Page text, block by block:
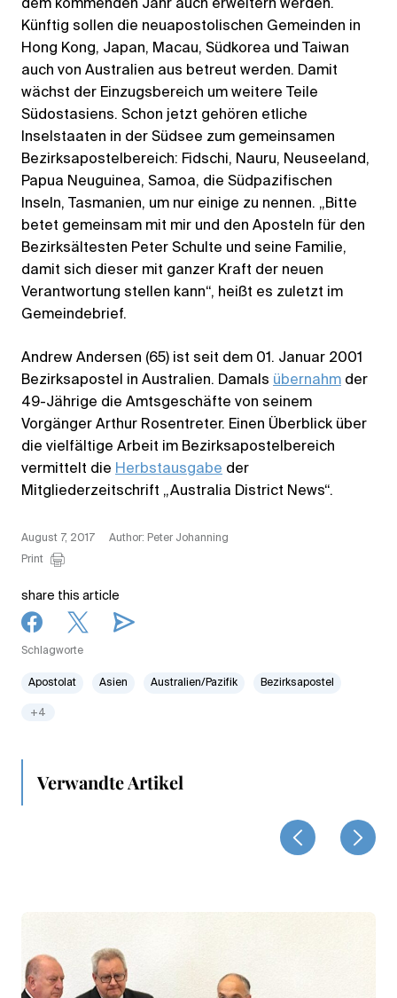
dem kommenden Jahr auch erweitern werden.
Künftig sollen die neuapostolischen Gemeinden in
Hong Kong, Japan, Macau, Südkorea und Taiwan
auch von Australien aus betreut werden. Damit
wächst der Einzugsbereich um weitere Teile
Südostasiens. Schon jetzt gehören etliche
Inselstaaten in der Südsee zum gemeinsamen
Bezirksapostelbereich: Fidschi, Nauru, Neuseeland,
Papua Neuguinea, Samoa, die Südpazifischen
Inseln, Tasmanien, um nur einige zu nennen. „Bitte
betet gemeinsam mit mir und den Aposteln für den
Bezirksältesten Peter Schulte und seine Familie,
damit sich dieser mit ganzer Kraft der neuen
Verantwortung stellen kann“, heißt es zuletzt im
Gemeindebrief.
Andrew Andersen (65) ist seit dem 01. Januar 2001
Bezirksapostel in Australien. Damals übernahm der
49-Jährige die Amtsgeschäfte von seinem
Vorgänger Arthur Rosentreter. Einen Überblick über
die vielfältige Arbeit im Bezirksapostelbereich
vermittelt die Herbstausgabe der
Mitgliederzeitschrift „Australia District News“.
August 7, 2017
Author: Peter Johanning
Print
share this article
Schlagworte
Apostolat Asien Australien/Pazifik Bezirksapostel
+4
Verwandte Artikel